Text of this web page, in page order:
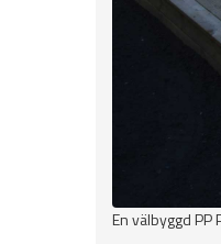
En välbyggd